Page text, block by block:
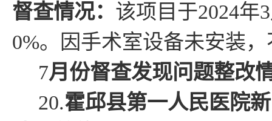
督查情况： 该项目于2024年3
0%。因手术室设备未安装
7月份督查发现问题整改
20.霍邱县第一人民医院